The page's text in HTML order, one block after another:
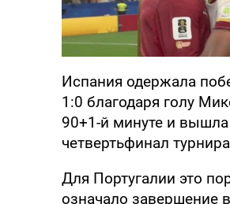
Испания одержала
1:0 благодаря голу
90+1-й минуте и
четвертьфинал
Для Португалии это
означало завершение